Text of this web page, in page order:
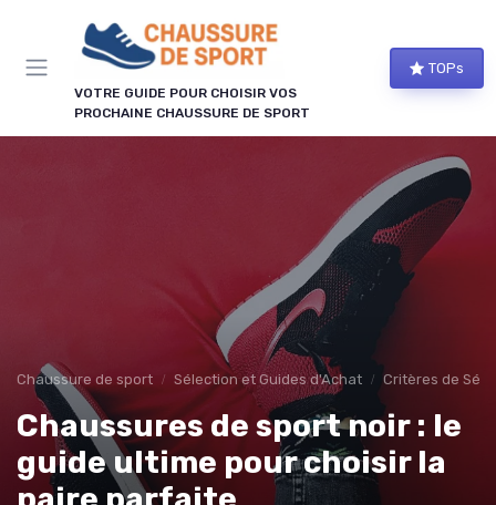
VOTRE GUIDE POUR CHOISIR VOS
PROCHAINE CHAUSSURE DE SPORT
TOPs
Chaussure de sport Sélection et Guides d'Achat Critères de
Chaussures de sport noir : le
guide ultime pour choisir la